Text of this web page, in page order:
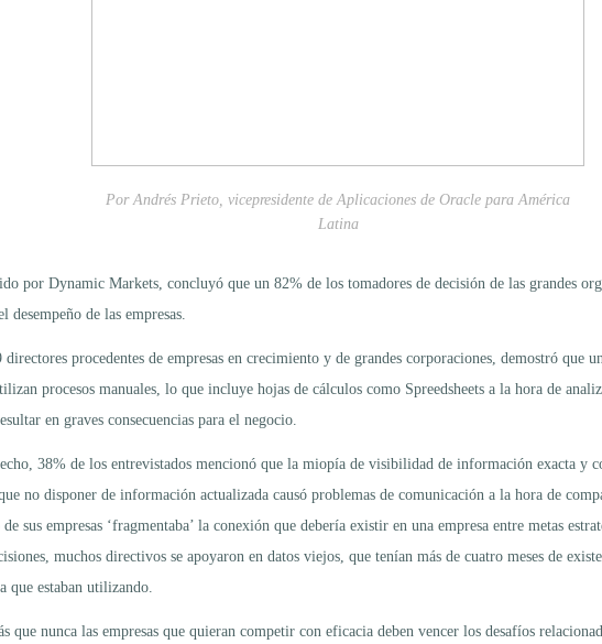
Por Andrés Prieto, vicepresidente de Aplicaciones de Oracle para América
Latina
por Dynamic Markets, concluyó que un 82% de los tomadores de decisión de las grandes
de las empresas.
procedentes de empresas en crecimiento y de grandes corporaciones, demostró que
procesos manuales, lo que incluye hojas de cálculos como Spreedsheets a la hora de
en graves consecuencias para el negocio.
38% de los entrevistados mencionó que la miopía de visibilidad de información exacta y
no disponer de información actualizada causó problemas de comunicación a la hora de
sus empresas ‘fragmentaba’ la conexión que debería existir en una empresa entre metas
muchos directivos se apoyaron en datos viejos, que tenían más de cuatro meses de
que estaban utilizando.
que nunca las empresas que quieran competir con eficacia deben vencer los desafíos